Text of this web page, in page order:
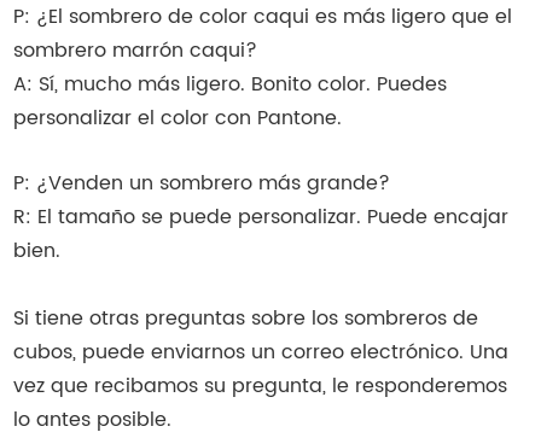
P: ¿El sombrero de color caqui es más ligero que el
sombrero marrón caqui?
A: Sí, mucho más ligero. Bonito color. Puedes
personalizar el color con Pantone.
P: ¿Venden un sombrero más grande?
R: El tamaño se puede personalizar. Puede encajar
bien.
Si tiene otras preguntas sobre los sombreros de
cubos, puede enviarnos un correo electrónico. Una
vez que recibamos su pregunta, le responderemos
lo antes posible.